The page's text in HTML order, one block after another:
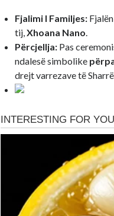
Fjalimi I Familjes:
tij,Xhoana Nano.
Përcjellja: Pas
ndalesë simbolike
drejt varrezave të